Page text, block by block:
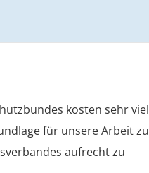
kosten sehr viel
für unsere Arbeit zu
aufrecht zu